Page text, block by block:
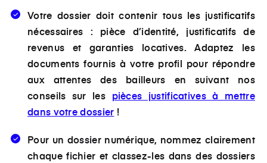
Votre dossier doit contenir tous les justificatifs
nécessaires : pièce d’identité, justificatifs de
revenus et garanties locatives. Adaptez les
documents fournis à votre profil pour répondre
aux attentes des bailleurs en suivant nos
conseils sur les pièces justificatives à mettre
dans votre dossier !
Pour un dossier numérique, nommez clairement
chaque fichier et classez-les dans des dossiers